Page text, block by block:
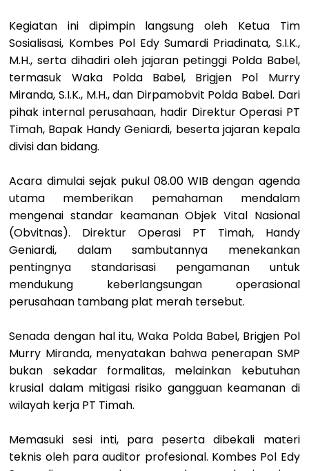
Kegiatan ini dipimpin langsung oleh Ketua Tim
Sosialisasi, Kombes Pol Edy Sumardi Priadinata, S.I.K.,
M.H., serta dihadiri oleh jajaran petinggi Polda Babel,
termasuk Waka Polda Babel, Brigjen Pol Murry
Miranda, S.I.K., M.H., dan Dirpamobvit Polda Babel. Dari
pihak internal perusahaan, hadir Direktur Operasi PT
Timah, Bapak Handy Geniardi, beserta jajaran kepala
divisi dan bidang.
Acara dimulai sejak pukul 08.00 WIB dengan agenda
utama memberikan pemahaman mendalam
mengenai standar keamanan Objek Vital Nasional
(Obvitnas). Direktur Operasi PT Timah, Handy
Geniardi, dalam sambutannya menekankan
pentingnya standarisasi pengamanan untuk
mendukung keberlangsungan operasional
perusahaan tambang plat merah tersebut.
Senada dengan hal itu, Waka Polda Babel, Brigjen Pol
Murry Miranda, menyatakan bahwa penerapan SMP
bukan sekadar formalitas, melainkan kebutuhan
krusial dalam mitigasi risiko gangguan keamanan di
wilayah kerja PT Timah.
Memasuki sesi inti, para peserta dibekali materi
teknis oleh para auditor profesional. Kombes Pol Edy